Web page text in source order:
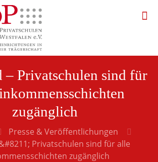
– Privatschulen sind für
zugänglich
Presse & Veröffentlichungen
Privatschulen sind für alle
zugänglich